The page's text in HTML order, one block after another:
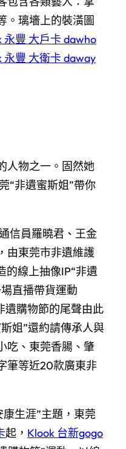
。璃墻上的裝潢圖
永豐 大戶卡 dawho
永豐 大衛卡 daway
人物之一。固然她
“非遺蜜斯姐”帶你
信員羅曉君、王金
由東莞市非遺維護
的線上抽像IP“非遺
直播帶貨運動
遺購物節的尾聲由此
姐”還約請傳承人與
吃、東莞香腸、肇
筆等近20款廣東非
生涯”主題，東莞
起， Klook 台新gogo